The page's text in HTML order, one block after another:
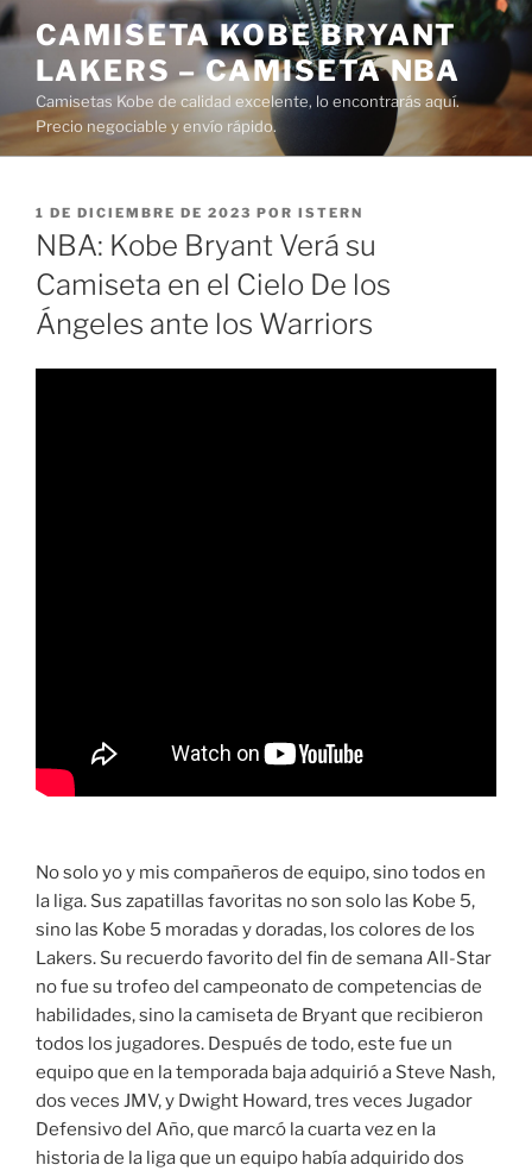
Saltar
al
contenido
CAMISETA KOBE BRYANT
LAKERS – CAMISETA NBA
Camisetas Kobe de calidad excelente, lo encontrarás aquí.
Precio negociable y envío rápido.
PUBLICADO
EL
1 DE DICIEMBRE DE 2023 POR ISTERN
NBA: Kobe Bryant Verá su
Camiseta en el Cielo De los
Ángeles ante los Warriors
No solo yo y mis compañeros de equipo, sino todos en
la liga. Sus zapatillas favoritas no son solo las Kobe 5,
sino las Kobe 5 moradas y doradas, los colores de los
Lakers. Su recuerdo favorito del fin de semana All-Star
no fue su trofeo del campeonato de competencias de
habilidades, sino la camiseta de Bryant que recibieron
todos los jugadores. Después de todo, este fue un
equipo que en la temporada baja adquirió a Steve Nash,
dos veces JMV, y Dwight Howard, tres veces Jugador
Defensivo del Año, que marcó la cuarta vez en la
historia de la liga que un equipo había adquirido dos